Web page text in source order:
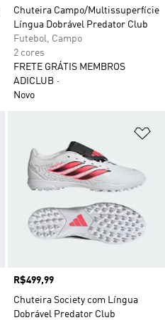
Chuteira Campo/Multissuperfície
Língua Dobrável Predator Club
Futebol, Campo
2 cores
FRETE GRÁTIS MEMBROS
ADICLUB
Novo
Preço
R$499,99
Chuteira Society com Língua
Dobrável Predator Club